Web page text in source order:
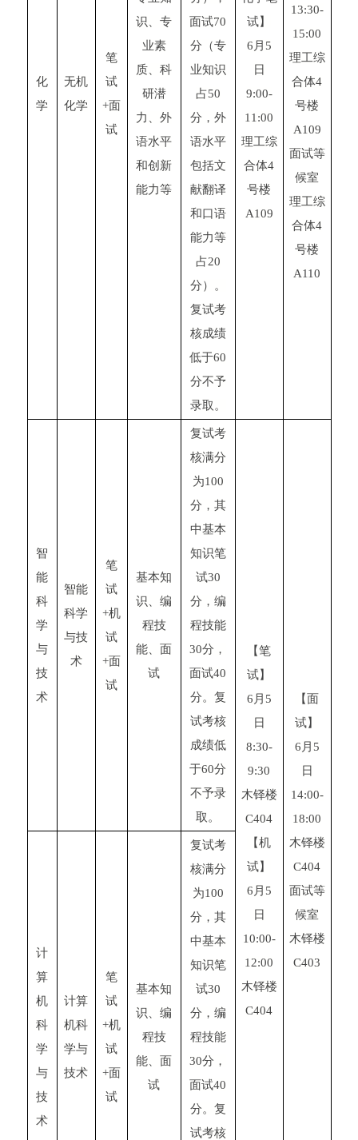
化
学
无机
化学
笔
试
+面
试
识、专
业素
质、科
研潜
力、外
语水平
和创新
能力等
面试70
分（专
业知识
占50
分，外
语水平
包括文
献翻译
和口语
能力等
占20
分）。
复试考
核成绩
低于60
分不予
录取。
试】
6月5
日
9:00-
11:00
理工综
合体4
号楼
A109
13:30-
15:00
理工综
合体4
号楼
A109
面试等
候室
理工综
合体4
号楼
A110
智
能
科
学
与
技
术
智能
科学
与技
术
笔
试
+机
试
+面
试
基本知
识、编
程技
能、面
试
复试考
核满分
为100
分，其
中基本
知识笔
试30
分，编
程技能
30分，
面试40
分。复
试考核
成绩低
于60分
不予录
取。
【笔
试】
6月5
日
8:30-
9:30
木铎楼
C404
【机
试】
6月5
日
10:00-
12:00
木铎楼
C404
【面
试】
6月5
日
14:00-
18:00
木铎楼
C404
面试等
候室
木铎楼
C403
计
算
机
科
学
与
技
术
计算
机科
学与
技术
笔
试
+机
试
+面
试
基本知
识、编
程技
能、面
试
复试考
核满分
为100
分，其
中基本
知识笔
试30
分，编
程技能
30分，
面试40
分。复
试考核